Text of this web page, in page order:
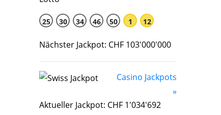
25 30 34 46 50 1 12
Nächster Jackpot: CHF 103'000'000
Casino Jackpots
»
Aktueller Jackpot: CHF 1'034'692